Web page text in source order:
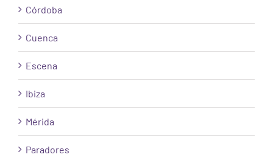
Córdoba
Cuenca
Escena
Ibiza
Mérida
Paradores